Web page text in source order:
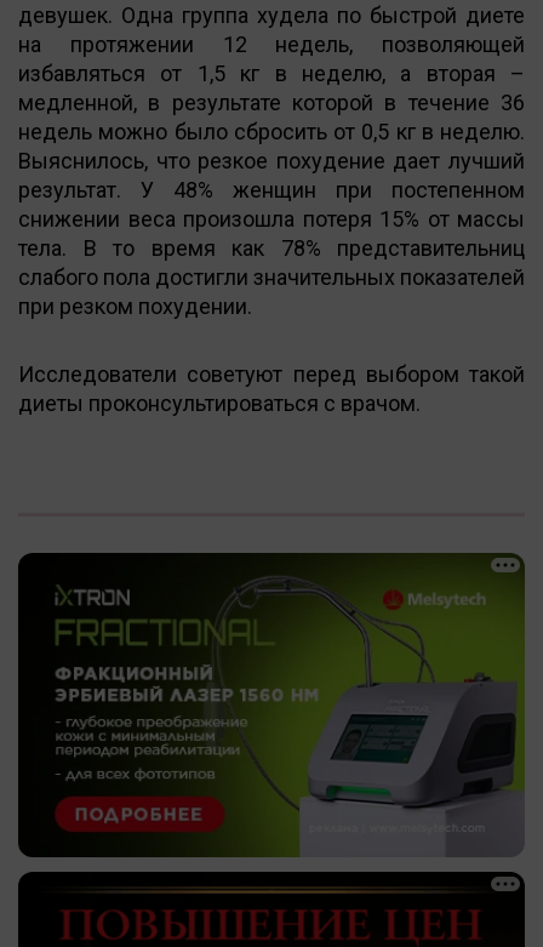
девушек. Одна группа худела по быстрой диете
на протяжении 12 недель, позволяющей
избавляться от 1,5 кг в неделю, а вторая –
медленной, в результате которой в течение 36
недель можно было сбросить от 0,5 кг в неделю.
Выяснилось, что резкое похудение дает лучший
результат. У 48% женщин при постепенном
снижении веса произошла потеря 15% от массы
тела. В то время как 78% представительниц
слабого пола достигли значительных показателей
при резком похудении.
Исследователи советуют перед выбором такой
диеты проконсультироваться с врачом.